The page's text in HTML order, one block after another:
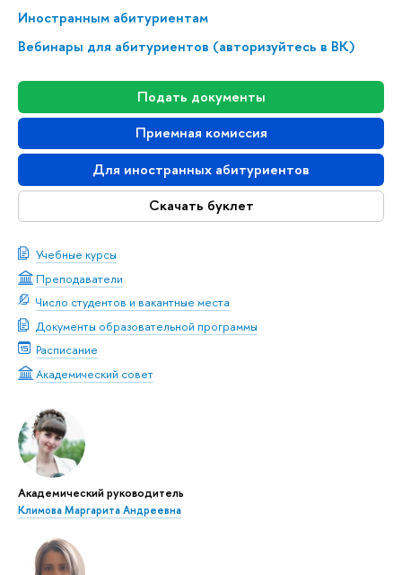
Иностранным абитуриентам
Вебинары для абитуриентов (авторизуйтесь в ВК)
Подать документы
Приемная комиссия
Для иностранных абитуриентов
Скачать буклет
Учебные курсы
Преподаватели
Число студентов и вакантные места
Документы образовательной программы
Расписание
Академический совет
Академический руководитель
Климова Маргарита Андреевна